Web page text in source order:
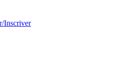
/Inscriver